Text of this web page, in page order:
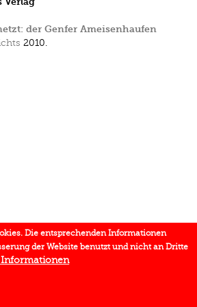
der Genfer Ameisenhaufen
2010.
Die entsprechenden Informationen
der Website benutzt und nicht an Dritte
Informationen